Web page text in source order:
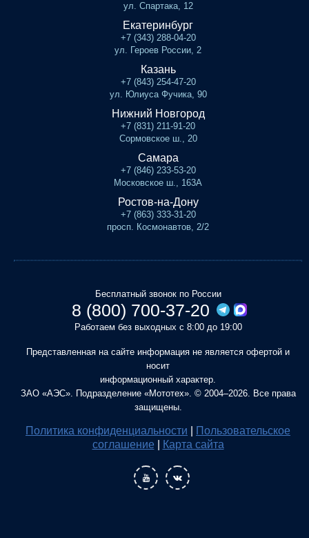
ул. Спартака, 12
Екатеринбург
+7 (343) 288-04-20
ул. Героев России, 2
Казань
+7 (843) 254-47-20
ул. Юлиуса Фучика, 90
Нижний Новгород
+7 (831) 211-91-20
Сормовское ш., 20
Самара
+7 (846) 233-53-20
Московское ш., 163А
Ростов-на-Дону
+7 (863) 333-31-20
просп. Космонавтов, 2/2
Бесплатный звонок по России
8 (800) 700-37-20
Работаем без выходных с 8:00 до 19:00
Представленная на сайте информация не является офертой и
носит
информационный характер.
ЗАО «АЭС». Подразделение «Мототех». © 2004–2026. Все права
защищены.
Политика конфиденциальности
Пользовательское
соглашение
Карта сайта